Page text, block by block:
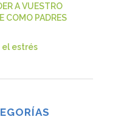
A VUESTRO
COMO PADRES
el estrés